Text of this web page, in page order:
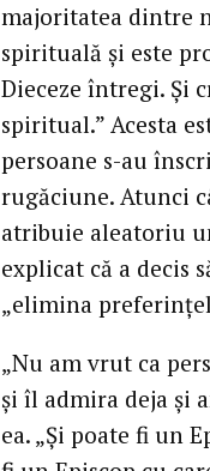
majoritatea dintre
spirituală și este
Dieceze întregi. Și
spiritual.” Acesta
persoane s-au
rugăciune. Atunci
atribuie aleatoriu
explicat că a decis
„elimina
„Nu am vrut ca
și îl admira deja și
ea. „Și poate fi un